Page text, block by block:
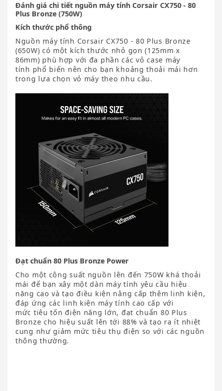
Đánh giá chi tiết nguồn máy tính Corsair CX750 - 80
Plus Bronze (750W)
Kích thước phổ thông
Nguồn máy tính Corsair CX750 - 80 Plus Bronze
(650W) có một kích thước nhỏ gọn (125mm x
86mm) phù hợp với đa phần các vỏ case máy
tính phổ biến nên cho bạn khoảng thoải mái hơn
trong lựa chọn vỏ máy theo nhu cầu.
Đạt chuẩn 80 Plus Bronze Power
Cho một công suất nguồn lên đến 750W khá thoải
mái để bạn xây một dàn máy tính yêu cầu hiệu
năng cao và tạo điều kiện nâng cấp thêm linh kiện,
đáp ứng các linh kiện máy tính cao cấp với
mức tiêu tốn điện năng lớn, đạt chuẩn 80 Plus
Bronze cho hiệu suất lên tới 88% và tạo ra ít nhiệt
cung như giảm mức tiêu thụ điện so với các nguồn
thông thường.